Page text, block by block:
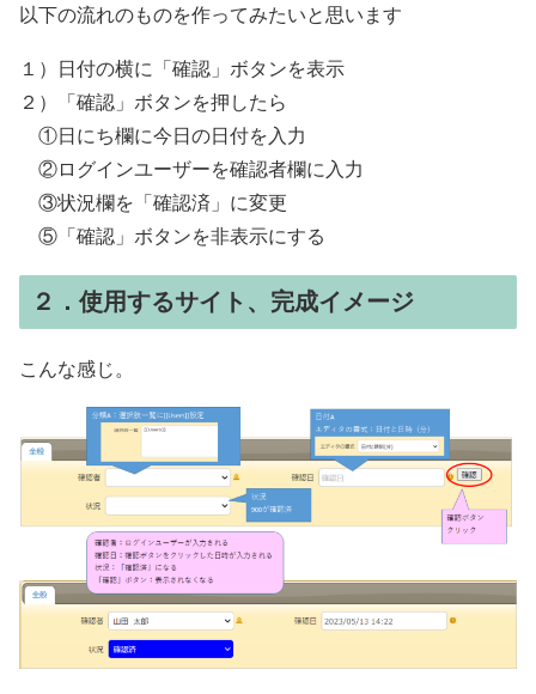
以下の流れのものを作ってみたいと思います
１）日付の横に「確認」ボタンを表示
２）「確認」ボタンを押したら
①日にち欄に今日の日付を入力
②ログインユーザーを確認者欄に入力
③状況欄を「確認済」に変更
⑤「確認」ボタンを非表示にする
２．使用するサイト、完成イメージ
こんな感じ。